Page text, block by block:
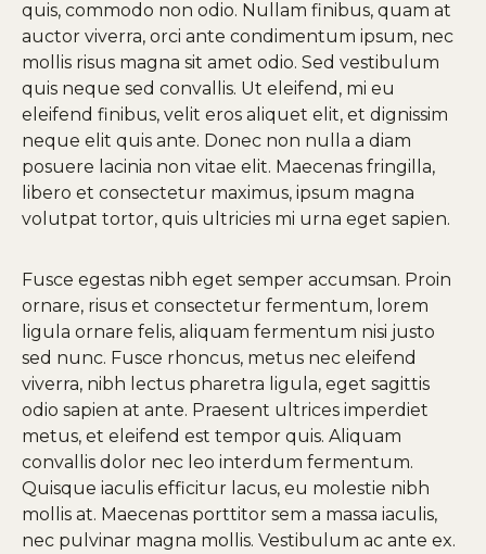
quis, commodo non odio. Nullam finibus, quam at
auctor viverra, orci ante condimentum ipsum, nec
mollis risus magna sit amet odio. Sed vestibulum
quis neque sed convallis. Ut eleifend, mi eu
eleifend finibus, velit eros aliquet elit, et dignissim
neque elit quis ante. Donec non nulla a diam
posuere lacinia non vitae elit. Maecenas fringilla,
libero et consectetur maximus, ipsum magna
volutpat tortor, quis ultricies mi urna eget sapien.
Fusce egestas nibh eget semper accumsan. Proin
ornare, risus et consectetur fermentum, lorem
ligula ornare felis, aliquam fermentum nisi justo
sed nunc. Fusce rhoncus, metus nec eleifend
viverra, nibh lectus pharetra ligula, eget sagittis
odio sapien at ante. Praesent ultrices imperdiet
metus, et eleifend est tempor quis. Aliquam
convallis dolor nec leo interdum fermentum.
Quisque iaculis efficitur lacus, eu molestie nibh
mollis at. Maecenas porttitor sem a massa iaculis,
nec pulvinar magna mollis. Vestibulum ac ante ex.